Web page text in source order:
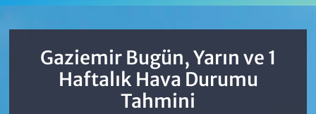
Gaziemir Bugün, Yarın ve 1
Haftalık Hava Durumu
Tahmini
Süper Lig Puan Durumu ve Fikstür
Tüm Manşetler
Son Dakika Haberleri